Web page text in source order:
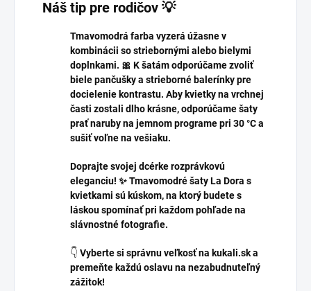
Náš tip pre rodičov 💡
Tmavomodrá farba vyzerá úžasne v
kombinácii so striebornými alebo bielymi
doplnkami. 🎀 K šatám odporúčame zvoliť
biele pančušky a strieborné balerínky pre
docielenie kontrastu. Aby kvietky na vrchnej
časti zostali dlho krásne, odporúčame šaty
prať naruby na jemnom programe pri 30 °C a
sušiť voľne na vešiaku.
Doprajte svojej dcérke rozprávkovú
eleganciu! ✨ Tmavomodré šaty La Dora s
kvietkami sú kúskom, na ktorý budete s
láskou spomínať pri každom pohľade na
slávnostné fotografie.
👇 Vyberte si správnu veľkosť na kukali.sk a
premeňte každú oslavu na nezabudnuteľný
zážitok!